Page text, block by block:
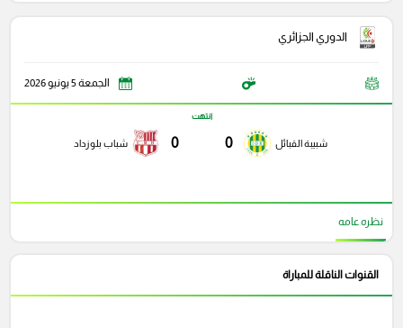
الدوري الجزائري
الجمعة 5 يونيو 2026
شبيبة القبائل 0
انتهت
0 شباب بلوزداد
نظره عامه
القنوات الناقلة للمباراة